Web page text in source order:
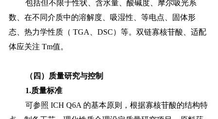
包括但不限于性状、含水量、酸碱度、摩尔吸光系
数、在不同介质中的溶解度、吸湿性、等电点、固体形
态、热力学性质（ TGA、DSC）等。双链寡核苷酸、适配
体应关注 Tm值。
（四）质量研究与控制
1.质量标准
可参照 ICH Q6A 的基本原则，根据寡核苷酸的结构特